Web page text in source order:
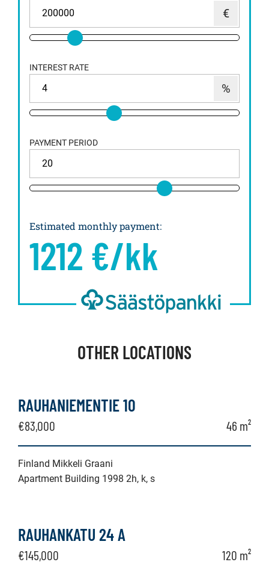
INTEREST RATE
PAYMENT PERIOD
Estimated monthly payment:
1212 €/kk
OTHER LOCATIONS
RAUHANIEMENTIE 10
€83,000 46 m²
Finland Mikkeli Graani
Apartment Building 1998 2h, k, s
RAUHANKATU 24 A
€145,000 120 m²